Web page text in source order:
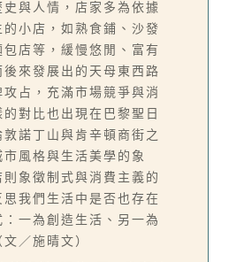
史與人情，店家多為依據
小店，如熟食鋪、沙發
包店等，緩慢悠閒、富有
後來發展出的天母東西路
攻占，充滿市場競爭與消
對比也出現在巴黎聖日
諾丁山與肯辛頓商街之
市風格與生活美學的象
象徵制式與消費主義的
思我們生活中是否也存在
：一為創造生活、另一為
／施晴文）